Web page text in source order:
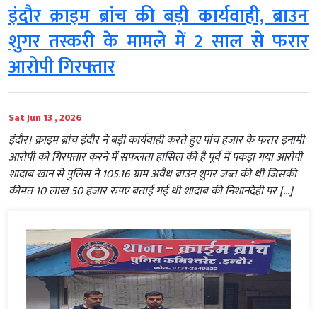
इंदौर क्राइम ब्रांच की बड़ी कार्यवाही, ब्राउन
शुगर तस्करी के मामले में 2 साल से फरार
आरोपी गिरफ्तार
Sat Jun 13 , 2026
इंदौर। क्राइम ब्रांच इंदौर ने बड़ी कार्यवाही करते हुए पांच हजार के फरार इनामी
आरोपी को गिरफ्तार करने में सफलता हासिल की है पूर्व में पकड़ा गया आरोपी
शादाब खान से पुलिस ने 105.16 ग्राम अवैध ब्राउन शुगर जब्त की थी जिसकी
कीमत 10 लाख 50 हजार रुपए बताई गई थी शादाब की निशानदेही पर […]